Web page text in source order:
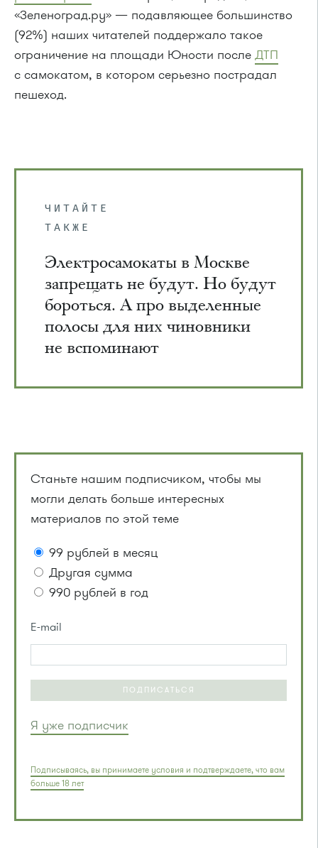
«Зеленоград.ру» — подавляющее большинство
(92%) наших читателей поддержало такое
ограничение на площади Юности после ДТП
с самокатом, в котором серьезно пострадал
пешеход.
ЧИТАЙТЕ
ТАКЖЕ
Электросамокаты в Москве
запрещать не будут. Но будут
бороться. А про выделенные
полосы для них чиновники
не вспоминают
Станьте нашим подписчиком, чтобы мы
могли делать больше интересных
материалов по этой теме
99 рублей в месяц
Другая сумма
990 рублей в год
E-mail
ПОДПИСАТЬСЯ
Я уже подписчик
Подписываясь, вы принимаете условия и подтверждаете, что вам
больше 18 лет